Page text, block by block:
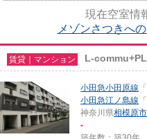
現在空室情
メゾンさつきへ
賃貸｜マンション L-
小田急小田原線 「
小田急江ノ島線 「
神奈川県相模原
-